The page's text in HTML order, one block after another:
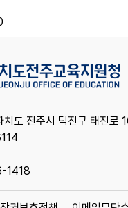
도 전주시 덕진구 태진로
1418